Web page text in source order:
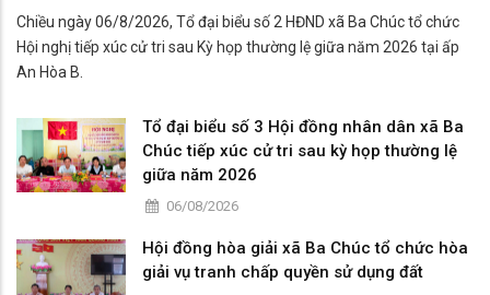
Chiều ngày 06/8/2026, Tổ đại biểu số 2 HĐND xã Ba Chúc tổ chức
Hội nghị tiếp xúc cử tri sau Kỳ họp thường lệ giữa năm 2026 tại ấp
An Hòa B.
Tổ đại biểu số 3 Hội đồng nhân dân xã Ba
Chúc tiếp xúc cử tri sau kỳ họp thường lệ
giữa năm 2026
06/08/2026
Hội đồng hòa giải xã Ba Chúc tổ chức hòa
giải vụ tranh chấp quyền sử dụng đất